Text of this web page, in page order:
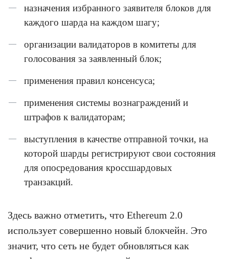
назначения избранного заявителя блоков для
каждого шарда на каждом шагу;
организации валидаторов в комитеты для
голосования за заявленный блок;
применения правил консенсуса;
применения системы вознаграждений и
штрафов к валидаторам;
выступления в качестве отправной точки, на
которой шарды регистрируют свои состояния
для опосредования кроссшардовых
транзакций.
Здесь важно отметить, что Ethereum 2.0
использует совершенно новый блокчейн. Это
значит, что сеть не будет обновляться как